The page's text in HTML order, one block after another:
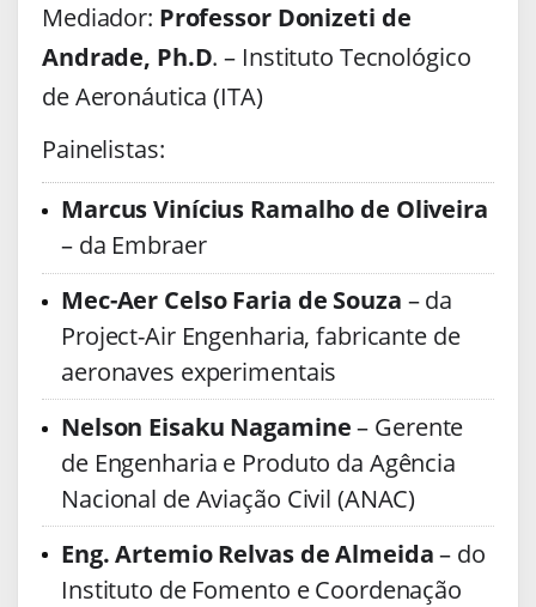
Mediador: Professor Donizeti de
Andrade, Ph.D. – Instituto Tecnológico
de Aeronáutica (ITA)
Painelistas:
Marcus Vinícius Ramalho de Oliveira
– da Embraer
Mec-Aer Celso Faria de Souza – da
Project-Air Engenharia, fabricante de
aeronaves experimentais
Nelson Eisaku Nagamine– Gerente
de Engenharia e Produto da Agência
Nacional de Aviação Civil (ANAC)
Eng. Artemio Relvas de Almeida– do
Instituto de Fomento e Coordenação